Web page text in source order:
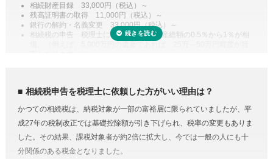
例えば、配偶者が取得した正味の遺産額は、1億6,000万円と配偶者の法
定相続分相当額を比較してどちらか大きい金額までは相続税がかからな
相続税の申告や準確定申告
相続税には申告書の他、総額の計算書、生命保険・財産・債務の明細書
など非常に多くの書類作成が必要となります。もちろん、相続人自身で
申告することもできますが、不動産や非上場株式などは財産の評価が難
しく書類作成も煩雑なことから、税理士に依頼するのが一般的です。
相続財産目録 33,000円（税込）～
残高証明書の取得 11,000円（税込）～
銀行の解約・名義変更 33,000円（税込）～
相続税の申告 税理士により差があり遺産総額の0.5％から1％が相
人生で数回程度の相続税申告をするためだけに、相続税に関する調べも
のや資料集めに相当の時間と労力を費やすことを考えてみると、税金の
プロの税理士に頼むという選択肢がコストに見合うものだと納得がいく
のではないでしょうか。
費用が気になる方は、相続税申告の費用を複数の専門家にまとめて依頼
相続税申告を税理士に依頼した方がいい理由は？
かつての相続税は、納税対象が一部の富裕層に限られていましたが、平
成27年の税制改正では基礎控除額が引き下げられ、税率の変更もありま
した。その結果、課税対象者が約2倍に拡大し、今では一般の人にも十
分関係のある税金となりました。